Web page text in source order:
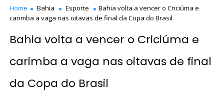
Home Bahia Esporte
Bahia volta a vencer o Criciúma e
carimba a vaga nas oitavas de final da Copa do Brasil
Bahia volta a vencer o Criciúma e
carimba a vaga nas oitavas de final
da Copa do Brasil